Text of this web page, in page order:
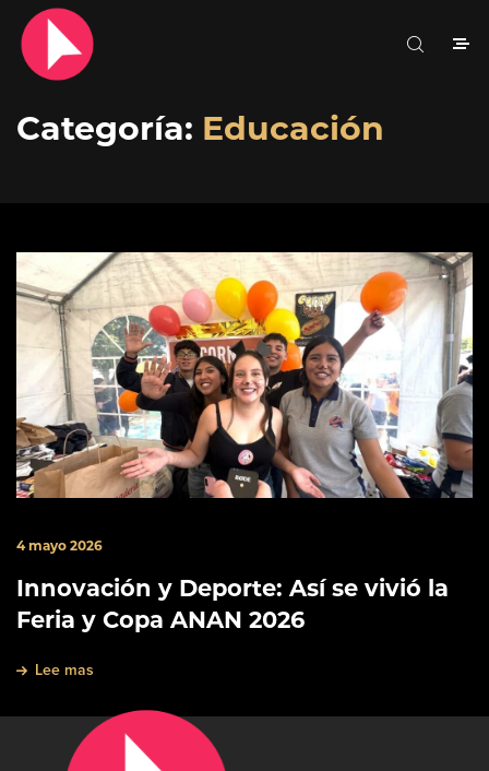
Categoría: Educación
4 mayo 2026
Innovación y Deporte: Así se vivió la
Feria y Copa ANAN 2026
Lee mas